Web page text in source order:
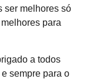
ser melhores só
para
a todos
sempre para o